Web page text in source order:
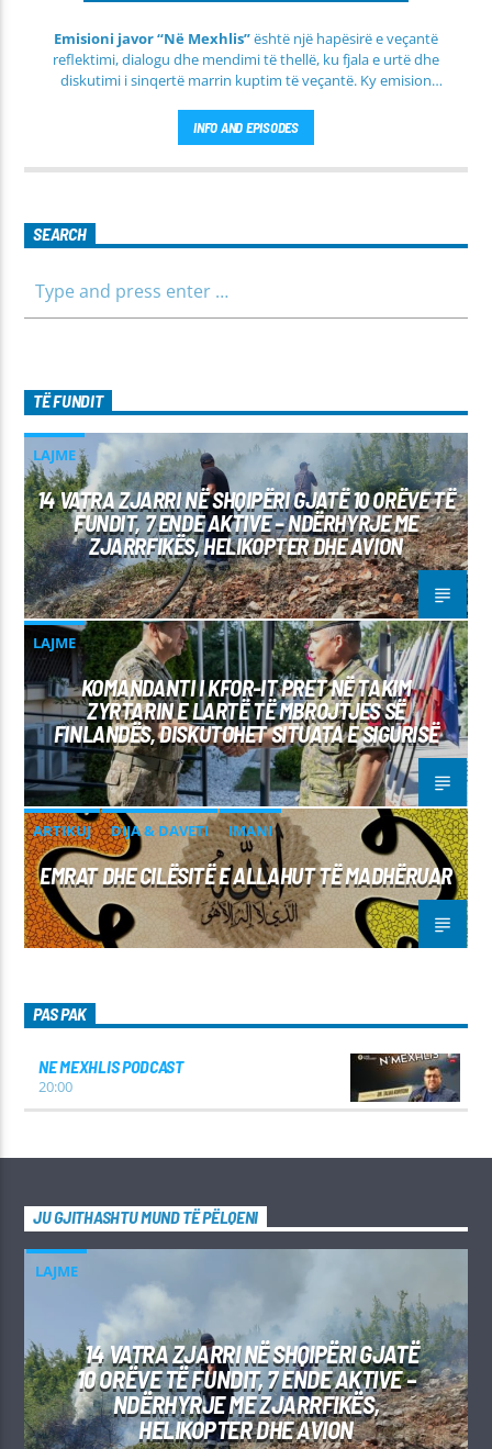
Emisioni javor “Në Mexhlis”është një hapësirë e veçantë
reflektimi, dialogu dhe mendimi të thellë, ku fjala e urtë dhe
diskutimi i sinqertë marrin kuptim të veçantë. Ky emision
publiku një formë komunikimi të hapur, të qetë dhe shumë
përmbajtësore
INFO AND EPISODES
SEARCH
TË FUNDIT
LAJME
14 VATRA ZJARRI NË SHQIPËRI GJATË 10 ORËVE TË
FUNDIT, 7 ENDE AKTIVE – NDËRHYRJE ME
ZJARRFIKËS, HELIKOPTER DHE AVION
LAJME
KOMANDANTI I KFOR-IT PRET NË TAKIM
ZYRTARIN E LARTË TË MBROJTJES SË
FINLANDËS, DISKUTOHET SITUATA E SIGURISË
ARTIKUJ DIJA & DAVETI IMANI
EMRAT DHE CILËSITË E ALLAHUT TË MADHËRUAR
PAS PAK
NE MEXHLIS PODCAST
20:00
JU GJITHASHTU MUND TË PËLQENI
LAJME
14 VATRA ZJARRI NË SHQIPËRI GJATË
10 ORËVE TË FUNDIT, 7 ENDE AKTIVE –
NDËRHYRJE ME ZJARRFIKËS,
HELIKOPTER DHE AVION